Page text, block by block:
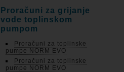
Proračuni za grijanje
vode toplinskom
pumpom
Proračuni za toplinske
pumpe NORM EVO
Proračuni za toplinske
pumpe NORM EVO